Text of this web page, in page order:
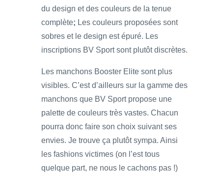
du design et des couleurs de la tenue
complète; Les couleurs proposées sont
sobres et le design est épuré. Les
inscriptions BV Sport sont plutôt discrètes.
Les manchons Booster Elite sont plus
visibles. C’est d’ailleurs sur la gamme des
manchons que BV Sport propose une
palette de couleurs très vastes. Chacun
pourra donc faire son choix suivant ses
envies. Je trouve ça plutôt sympa. Ainsi
les fashions victimes (on l’est tous
quelque part, ne nous le cachons pas !)